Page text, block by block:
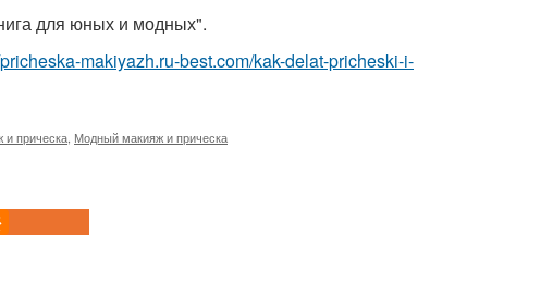
для юных и модных".
makiyazh.ru-best.com/kak-delat-pricheski-i-
и прическа Модный макияж и прическа